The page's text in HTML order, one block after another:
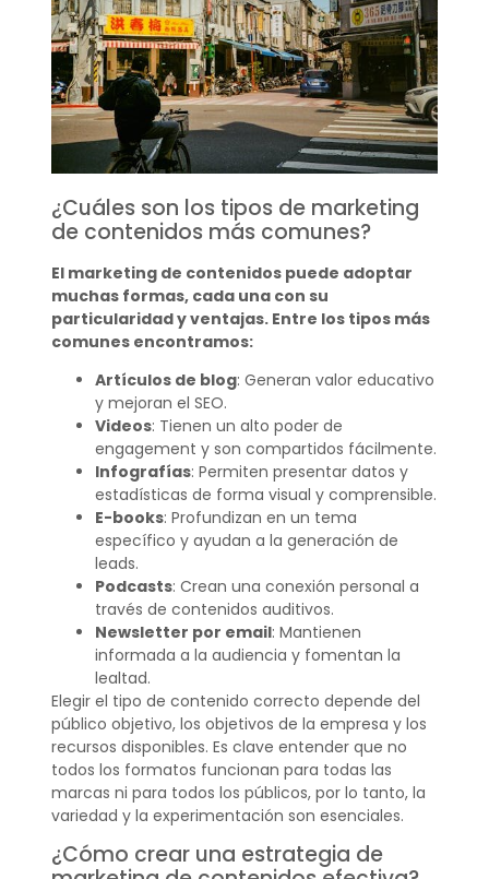
¿Cuáles son los tipos de marketing
de contenidos más comunes?
El marketing de contenidos puede adoptar
muchas formas, cada una con su
particularidad y ventajas. Entre los tipos más
comunes encontramos:
Artículos de blog: Generan valor educativo
y mejoran el SEO.
Videos: Tienen un alto poder de
engagement y son compartidos fácilmente.
Infografías: Permiten presentar datos y
estadísticas de forma visual y comprensible.
E-books: Profundizan en un tema
específico y ayudan a la generación de
leads.
Podcasts: Crean una conexión personal a
través de contenidos auditivos.
Newsletter por email: Mantienen
informada a la audiencia y fomentan la
lealtad.
Elegir el tipo de contenido correcto depende del
público objetivo, los objetivos de la empresa y los
recursos disponibles. Es clave entender que no
todos los formatos funcionan para todas las
marcas ni para todos los públicos, por lo tanto, la
variedad y la experimentación son esenciales.
¿Cómo crear una estrategia de